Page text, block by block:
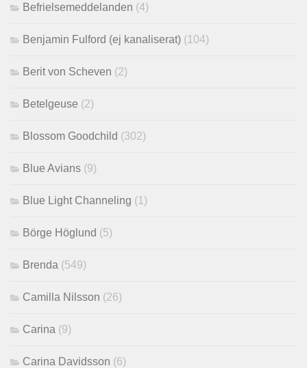
Befrielsemeddelanden (4)
Benjamin Fulford (ej kanaliserat) (104)
Berit von Scheven (2)
Betelgeuse (2)
Blossom Goodchild (302)
Blue Avians (9)
Blue Light Channeling (1)
Börge Höglund (5)
Brenda (549)
Camilla Nilsson (26)
Carina (9)
Carina Davidsson (6)